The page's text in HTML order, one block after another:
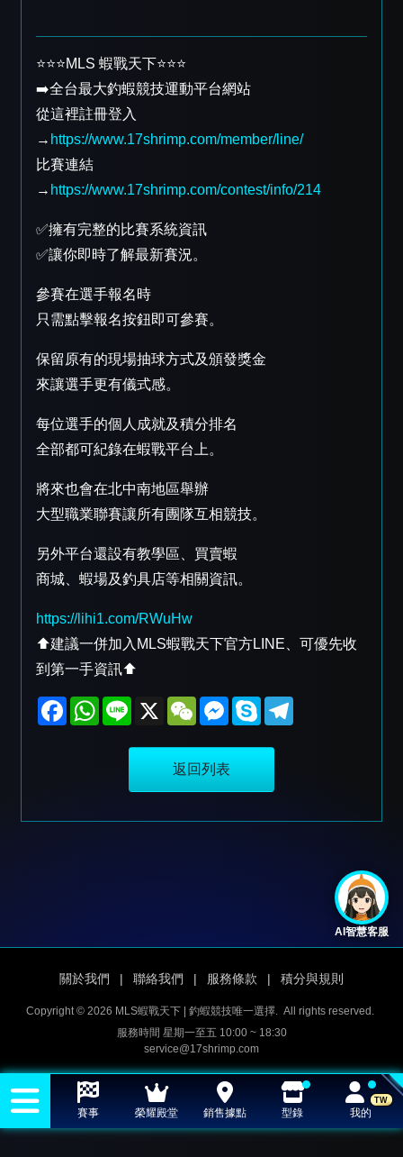
⭐️⭐️⭐️MLS 蝦戰天下⭐️⭐️⭐️
➡️全台最大釣蝦競技運動平台網站
從這裡註冊登入
→ https://www.17shrimp.com/member/line/
比賽連結
→ https://www.17shrimp.com/contest/info/214
✅擁有完整的比賽系統資訊
✅讓你即時了解最新賽況。
參賽在選手報名時
只需點擊報名按鈕即可參賽。
保留原有的現場抽球方式及頒發獎金
來讓選手更有儀式感。
每位選手的個人成就及積分排名
全部都可紀錄在蝦戰平台上。
將來也會在北中南地區舉辦
大型職業聯賽讓所有團隊互相競技。
另外平台還設有教學區、買賣蝦
商城、蝦場及釣具店等相關資訊。
https://lihi1.com/RWuHw
⬆️建議一併加入MLS蝦戰天下官方LINE、可優先收
到第一手資訊⬆️
F
a
W
h
e
X
W
h
a
t
M
e
s
e
n
g
r
S
p
返回列表
AI智慧客服
關於我們 | 聯絡我們 | 服務條款 | 積分與規則
Copyright © 2026 MLS蝦戰天下 | 釣蝦競技唯一選擇. All rights reserved.
服務時間 星期一至五 10:00 ~ 18:30
service@17shrimp.com
賽事 榮耀殿堂 銷售據點 型錄
TW
我的